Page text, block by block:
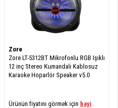
Zore
Zore LT-5312BT Mikrofonlu RGB Işıklı
12 inç Stereo Kumandalı Kablosuz
Karaoke Hoparlör Speaker v5.0
Ürünün fiyatını görmek için bayi